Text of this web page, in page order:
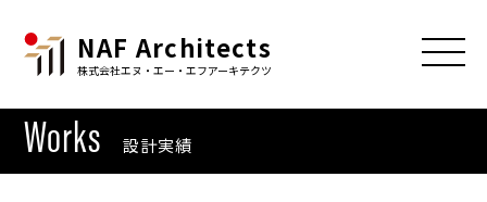
NAF Architects
株式会社エヌ・エー・エフアーキテクツ
Works 設計実績